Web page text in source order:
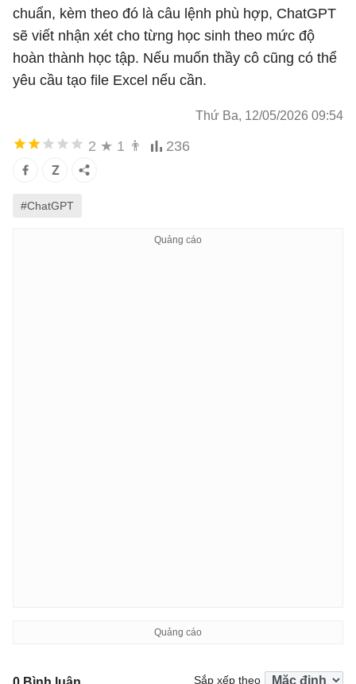
chuẩn, kèm theo đó là câu lệnh phù hợp, ChatGPT
sẽ viết nhận xét cho từng học sinh theo mức độ
hoàn thành học tập. Nếu muốn thầy cô cũng có thể
yêu cầu tạo file Excel nếu cần.
Thứ Ba, 12/05/2026 09:54
2 ★ 1 👨 236
#ChatGPT
Sắp xếp theo